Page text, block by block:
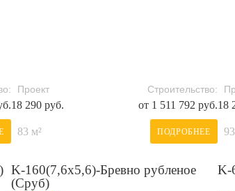
Проект
18 290 руб.
Строительство:
от 1 511 792 руб.
83 м² ПОДРОБНЕЕ
18
K-160(7,6х5,6)-Бревно рубленое
(Сруб)
K-